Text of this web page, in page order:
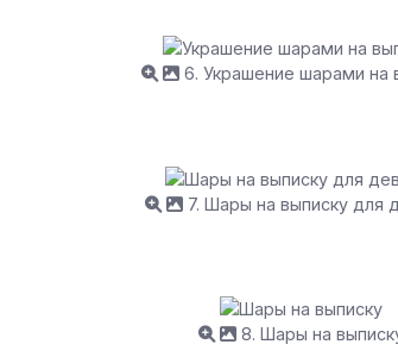
6. Украшение шарами на
7. Шары на выписку для
8. Шары на